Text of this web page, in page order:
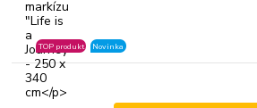
TOP produkt Novinka